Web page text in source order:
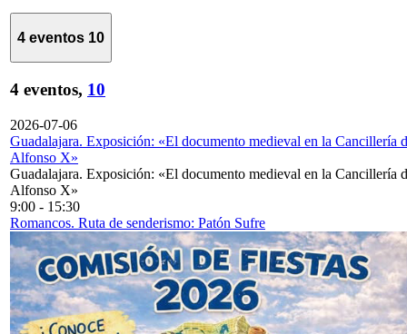
4 eventos 10
4 eventos, 10
2026-07-06
Guadalajara. Exposición: «El documento medieval en la Cancillería
Alfonso X»
Guadalajara. Exposición: «El documento medieval en la Cancillería
Alfonso X»
9:00 - 15:30
Romancos. Ruta de senderismo: Patón Sufre